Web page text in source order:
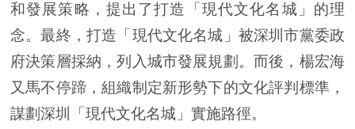
和發展策略，提出了打造「現代文化名城」的理
念。最終，打造「現代文化名城」被深圳市黨委政
府決策層採納，列入城市發展規劃。而後，楊宏海
又馬不停蹄，組織制定新形勢下的文化評判標準，
謀劃深圳「現代文化名城」實施路徑。